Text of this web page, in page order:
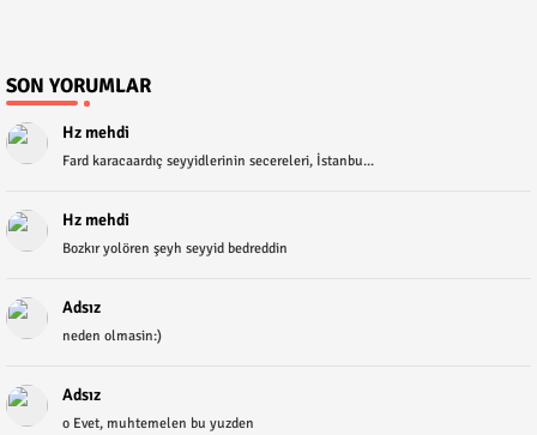
SON YORUMLAR
Hz mehdi
Fard karacaardıç seyyidlerinin secereleri, İstanbu...
Hz mehdi
Bozkır yolören şeyh seyyid bedreddin
Adsız
neden olmasin:)
Adsız
o Evet, muhtemelen bu yuzden